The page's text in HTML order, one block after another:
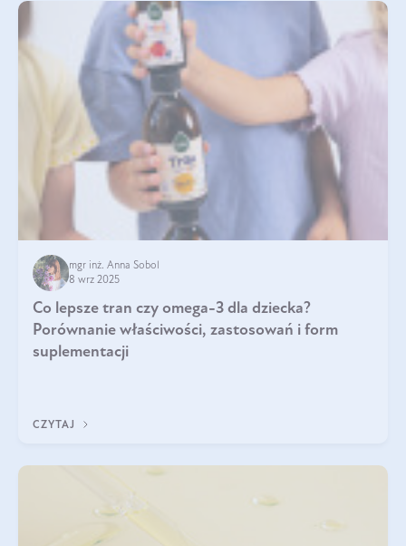
mgr inż. Anna Sobol
8 wrz 2025
Co lepsze tran czy omega-3 dla dziecka?
Porównanie właściwości, zastosowań i form
suplementacji
CZYTAJ